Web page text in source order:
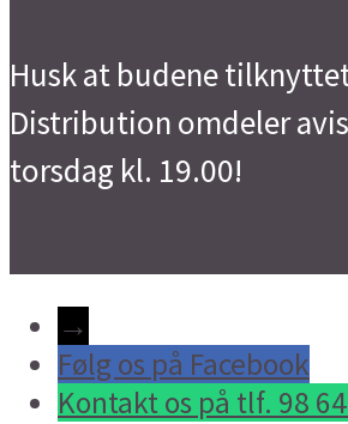
Husk at budene
Distribution omdeler
torsdag kl. 19.00!
→
Følg os på Facebook
Kontakt os på tlf. 98